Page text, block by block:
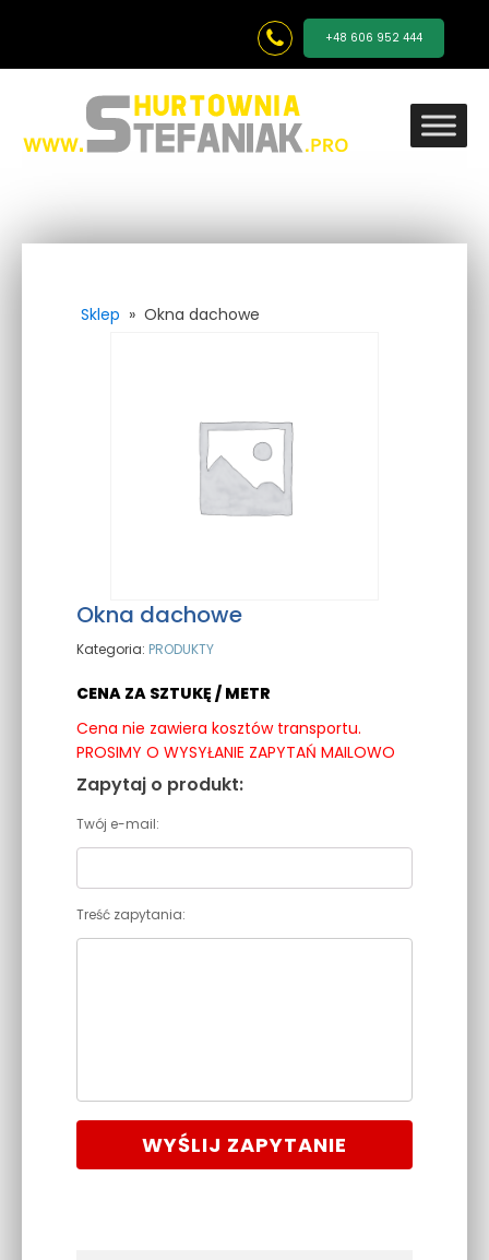
+48 606 952 444
Sklep » Okna dachowe
Okna dachowe
Kategoria: PRODUKTY
CENA ZA SZTUKĘ / METR
Cena nie zawiera kosztów transportu.
PROSIMY O WYSYŁANIE ZAPYTAŃ MAILOWO
Zapytaj o produkt:
Twój e-mail:
Treść zapytania:
WYŚLIJ ZAPYTANIE